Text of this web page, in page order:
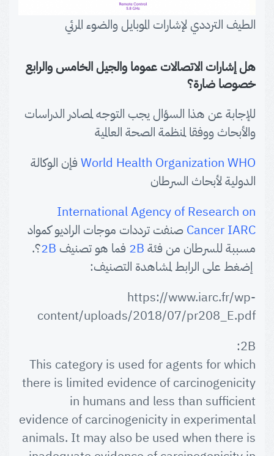
الطيف الترددي لإشارات الموبايل والضوء المرئي
هل إشارات الاتصالات عموما والجيل الخامس والرابع
خصوصا ضارة؟
للإجابة عن هذا السؤال يجب التوجه لمصادر الدراسات
والأبحاث ووفقا لمنظمة الصحة العالمية
World Health Organization WHO فإن الوكالة
الدولية لأبحاث السرطان
International Agency of Research on
Cancer IARC صنفت ترددات موجات الراديو كمواد
مسببة للسرطان من فئة
فما هو تصنيف
؟.
إضغط على الرابط لمشاهدة التصنيف:
https://www.iarc.fr/wp-
content/uploads/2018/07/pr208_E.pdf
2B:
This category is used for agents for which
there is limited evidence of carcinogenicity
in humans and less than sufficient
evidence of carcinogenicity in experimental
animals. It may also be used when there is